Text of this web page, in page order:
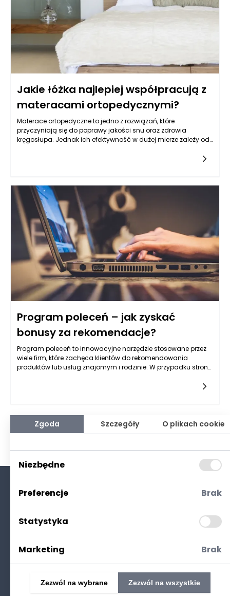
Jakie łóżka najlepiej współpracują z
materacami ortopedycznymi?
Materace ortopedyczne to jedno z rozwiązań, które
przyczyniają się do poprawy jakości snu oraz zdrowia
kręgosłupa. Jednak ich efektywność w dużej mierze zależy od
jakie cechy powinno mieć łóżko, aby w pełni wykorzystać
potencjał materaca ortopedycznego.
Program poleceń – jak zyskać
bonusy za rekomendacje?
Program poleceń to innowacyjne narzędzie stosowane przez
wiele firm, które zachęca klientów do rekomendowania
produktów lub usług znajomym i rodzinie. W przypadku strony
czują się doceniani za swoją lojalność i wsparcie. Działanie
programu poleceń można opisać jako prosty proces — klienci,
którzy polecają produkty D-Com innym, otrzymują korzyści,
efektywna strategia marketingowa, która przyczynia się do
zwiększenia bazy klientów, jednocześnie wzmacniając więź
między marką a jej obecnymi użytkownikami.
Polityka prywatności
Zgoda Szczegóły O plikach cookie
Niezbędne
Preferencje Brak
Statystyka
Marketing Brak
Zezwól na wybrane Zezwól na wszystkie